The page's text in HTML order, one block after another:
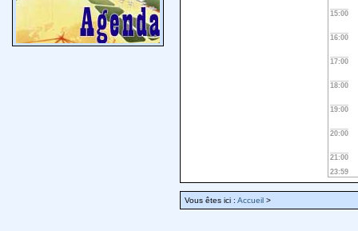
15:00
16:00
17:00
18:00
19:00
20:00
21:00
23:59
Vous êtes ici : Accueil >